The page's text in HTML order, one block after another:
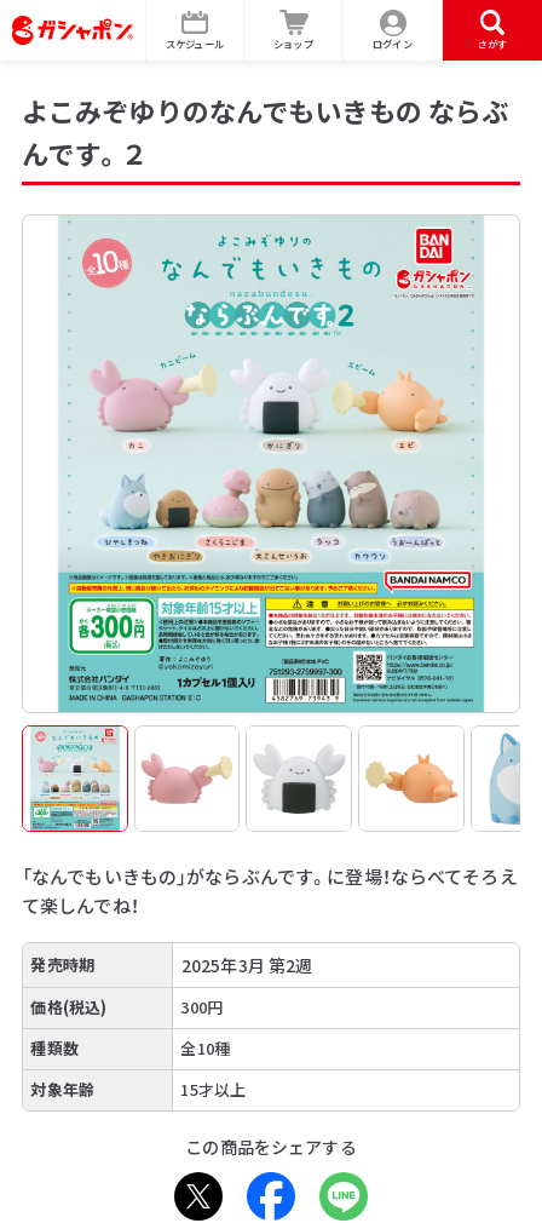
スケジュール ショップ ログイン さがす
よこみぞゆりのなんでもいきもの ならぶ
んです。２
「なんでもいきもの」がならぶんです。に登場！ならべてそろえ
て楽しんでね！
発売時期 2025年3月 第2週
価格(税込)
300円
種類数
全10種
対象年齢
15才以上
この商品をシェアする